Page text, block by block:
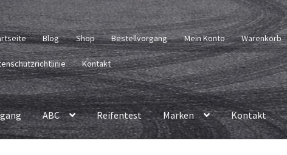
Blog Shop Bestellvorgang Mein Konto Warenkorb
Kontakt
ABC Reifentest Marken Kontakt